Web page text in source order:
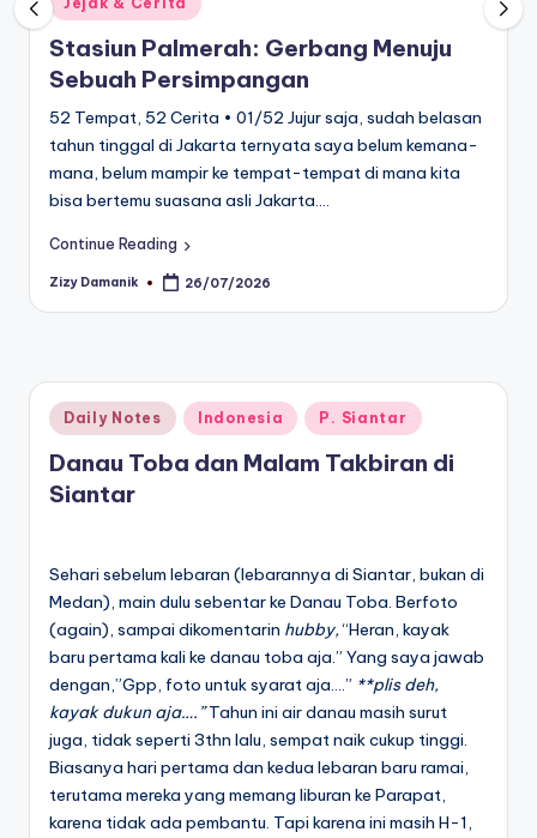
in
Stasiun Palmerah: Gerbang Menuju
Sebuah Persimpangan
52 Tempat, 52 Cerita • 01/52 Jujur saja, sudah belasan
tahun tinggal di Jakarta ternyata saya belum kemana-
mana, belum mampir ke tempat-tempat di mana kita
bisa bertemu suasana asli Jakarta.…
Continue Reading
Posted
Zizy Damanik 26/07/2026
Posted
in
Daily Notes Indonesia P. Siantar
Danau Toba dan Malam Takbiran di
Siantar
Sehari sebelum lebaran (lebarannya di Siantar, bukan di
Medan), main dulu sebentar ke Danau Toba. Berfoto
(again), sampai dikomentarin hubby,“Heran, kayak
baru pertama kali ke danau toba aja.” Yang saya jawab
dengan,”Gpp, foto untuk syarat aja….” **plis deh,
kayak dukun aja….”Tahun ini air danau masih surut
juga, tidak seperti 3thn lalu, sempat naik cukup tinggi.
Biasanya hari pertama dan kedua lebaran baru ramai,
terutama mereka yang memang liburan ke Parapat,
karena tidak ada pembantu. Tapi karena ini masih H-1,